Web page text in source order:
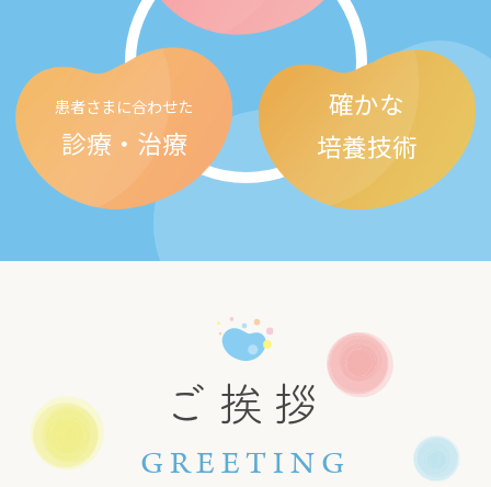
患者さまに合わせた
診療・治療
確かな
培養技術
ご挨拶
GREETING